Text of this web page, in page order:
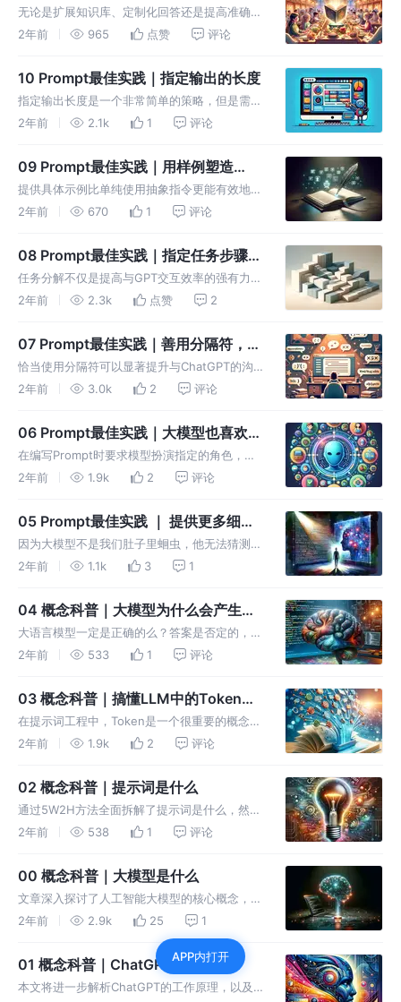
让ChatGPT答案更精准？
无论是扩展知识库、定制化回答还是提高准确
性，参考文本的策略都能有效地指导ChatGPT
2年前 965 点赞 评论
10 Prompt最佳实践｜指定输出的长度
指定输出长度是一个非常简单的策略，但是需要
注意的是：该策略并不是一直有效。如果需要严
子和字数。同时大模型对于既有文本的概括相对
2年前 2.1k 1 评论
09 Prompt最佳实践｜用样例塑造
ChatGPT的理解力
提供具体示例比单纯使用抽象指令更能有效地帮
助ChatGPT理解我们的意图。文章通过三个具
式指导型示例**和**条件判断型示例**展示了
提供示例的优越性
2年前 670 1 评论
08 Prompt最佳实践｜指定任务步骤，
让ChatGPT不懵逼
任务分解不仅是提高与GPT交互效率的强有力工
具，也是一种提升任务执行质量、促进更深入理
2年前 2.3k 点赞 2
07 Prompt最佳实践｜善用分隔符，让
你的Prompt更清晰
恰当使用分隔符可以显著提升与ChatGPT的沟
通效率，确保信息被准确理解和执行，无论是进
析，还是结构化信息的提供。
2年前 3.0k 2 评论
06 Prompt最佳实践｜大模型也喜欢角
色扮演？
在编写Prompt时要求模型扮演指定的角色，这
样模型可以提高答案的准确性和相关度。更需要
两个角色，强烈建议大家在提问的时候将两个角
2年前 1.9k 2 评论
05 Prompt最佳实践 ｜ 提供更多细
节，大模型不是你肚子里的蛔虫
因为大模型不是我们肚子里蛔虫，他无法猜测我
们的意图，只有我们将问题的细节描述完整，大
2年前 1.1k 3 1
04 概念科普｜大模型为什么会产生幻
觉
大语言模型一定是正确的么？答案是否定的，大
模型也会说谎，这就是大模型的幻觉。文章阐述
幻觉产生的原因
2年前 533 1 评论
03 概念科普｜搞懂LLM中的Token，
看这一篇就够了
在提示词工程中，Token是一个很重要的概念。
就相当于在人类的语言艺术中，词和字也是不可
2年前 1.9k 2 评论
02 概念科普｜提示词是什么
通过5W2H方法全面拆解了提示词是什么，然后
通过6个常用的例子说明了提示词的种类。通过
解。
2年前 538 1 评论
00 概念科普｜大模型是什么
文章深入探讨了人工智能大模型的核心概念，通
过与人脑的比较，生动地解释了大模型如何工
作，其训练过程的复杂性以及它们面临的限制。
2年前 2.9k 25 1
01 概念科普｜ChatGPT是什么
本文将进一步解析ChatGPT的工作原理，以及
APP内打开